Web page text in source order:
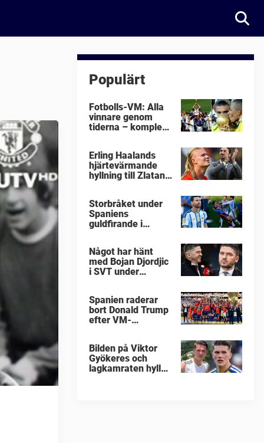
Populärt
Fotbolls-VM: Alla
vinnare genom
tiderna – komplett
Erling Haalands
hjärtevärmande
hyllning till Zlatan
Storbråket under
Spaniens
guldfirande i
Något har hänt
med Bojan Djordjic
i SVT under
Spanien raderar
bort Donald Trump
efter VM-
Bilden på Viktor
Gyökeres och
lagkamraten hyllas